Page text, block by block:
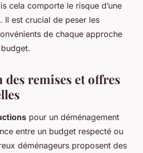
cela comporte le risque d’une
Il est crucial de peser les
de chaque approche
remises et offres
pour un déménagement
entre un budget respecté ou
déménageurs proposent des